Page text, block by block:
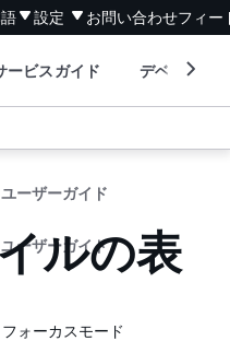
設定 お問い合わせフィー
ービスガイド デベロッパ
ユーザーガイド
ユーザーガイド
ルの表
フォーカスモード